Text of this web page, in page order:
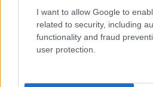
I want to allow Google to
related to security, including
functionality and fraud
user protection.
Delta Center
Meteo Olbia 9 agosto,